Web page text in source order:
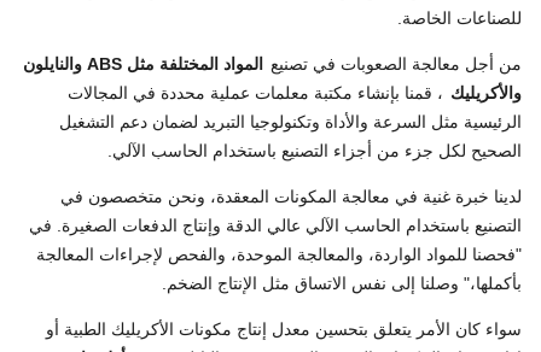
للصناعات الخاصة.
من أجل معالجة الصعوبات في تصنيع
المواد المختلفة مثل ABS والنايلون
والأكريليك ، قمنا بإنشاء مكتبة معلمات عملية محددة في المجالات
الرئيسية مثل السرعة والأداة وتكنولوجيا التبريد لضمان دعم التشغيل
الصحيح لكل جزء من أجزاء التصنيع باستخدام الحاسب الآلي.
لدينا خبرة غنية في معالجة المكونات المعقدة، ونحن متخصصون في
التصنيع باستخدام الحاسب الآلي عالي الدقة وإنتاج الدفعات الصغيرة. في
"فحصنا للمواد الواردة، والمعالجة الموحدة، والفحص لإجراءات المعالجة
بأكملها،" وصلنا إلى نفس الاتساق مثل الإنتاج الضخم.
سواء كان الأمر يتعلق بتحسين معدل إنتاج مكونات الأكريليك الطبية أو